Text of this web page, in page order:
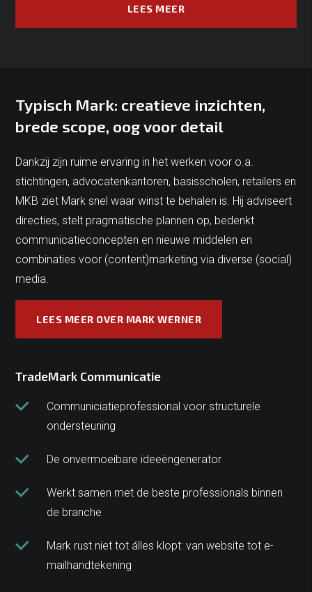
LEES MEER
Typisch Mark: creatieve inzichten,
brede scope, oog voor detail
Dankzij zijn ruime ervaring in het werken voor o.a.
stichtingen, advocatenkantoren, basisscholen, retailers en
MKB ziet Mark snel waar winst te behalen is. Hij adviseert
directies, stelt pragmatische plannen op, bedenkt
communicatieconcepten en nieuwe middelen en
combinaties voor (content)marketing via diverse (social)
media.
LEES MEER OVER MARK WERNER
TradeMark Communicatie
Communiciatieprofessional voor structurele
ondersteuning
De onvermoeibare ideeëngenerator
Werkt samen met de beste professionals binnen
de branche
Mark rust niet tot álles klopt: van website tot e-
mailhandtekening